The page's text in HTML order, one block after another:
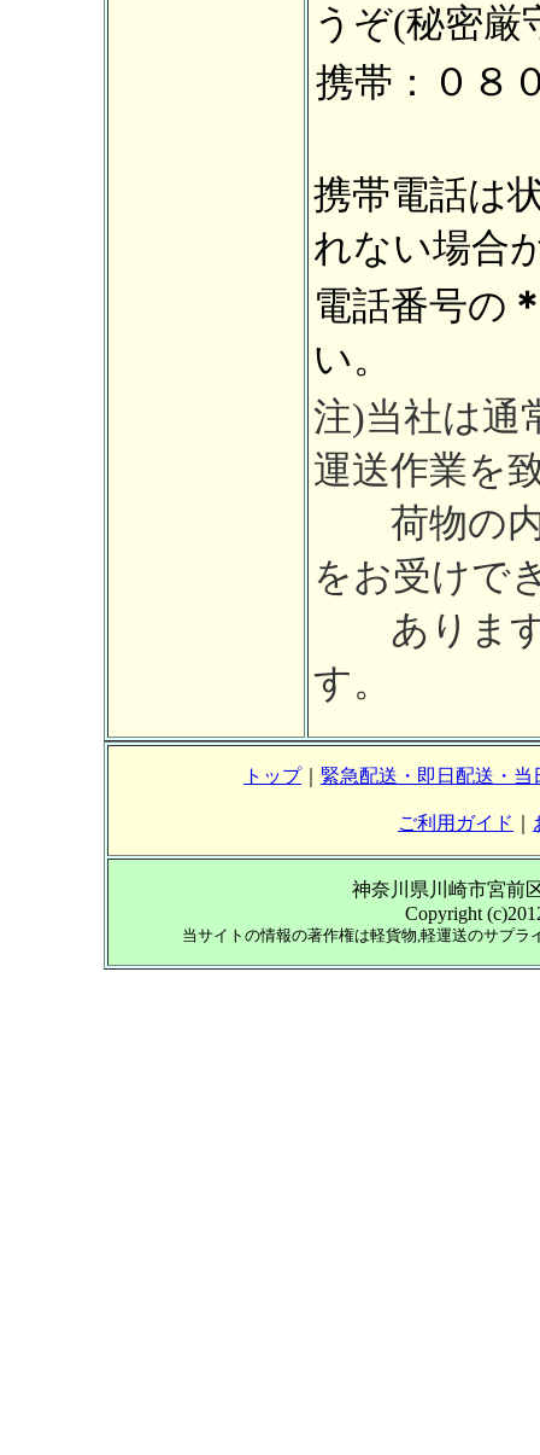
うぞ(秘密厳
携帯：
０８
携帯電話は
れない場
電話番号の
い。
注)当社は通
運送作業を
荷物の内
をお受けで
あります
す。
トップ｜ 緊急配送・即日配送・当
ご利用ガイド
神奈川県川崎市宮前
Copyright
当サイトの情報の著作権は軽貨物,軽運送のサプ